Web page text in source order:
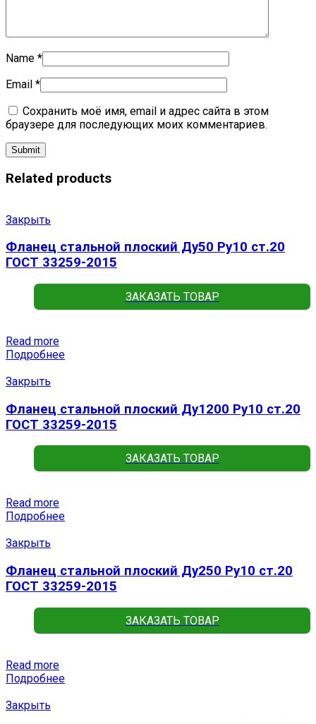
Name *
Email *
Сохранить моё имя, email и адрес сайта в этом
браузере для последующих моих комментариев.
Related products
Закрыть
Фланец стальной плоский Ду50 Ру10 ст.20
ГОСТ 33259-2015
ЗАКАЗАТЬ ТОВАР
Read more
Подробнее
Закрыть
Фланец стальной плоский Ду1200 Ру10 ст.20
ГОСТ 33259-2015
ЗАКАЗАТЬ ТОВАР
Read more
Подробнее
Закрыть
Фланец стальной плоский Ду250 Ру10 ст.20
ГОСТ 33259-2015
ЗАКАЗАТЬ ТОВАР
Read more
Подробнее
Закрыть